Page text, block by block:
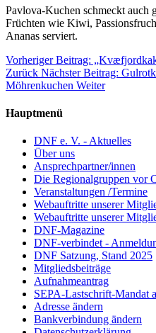
Pavlova-Kuchen schmeckt auch
Früchten wie Kiwi,
Ananas serviert.
Vorheriger Beitrag:
Zurück Nächster Beitrag:
Möhrenkuchen Weiter
Hauptmenü
DNF e. V. - Aktuelles
Über uns
Ansprechpartner/innen
Die Regionalgruppen vor
Veranstaltungen /Termine
Webauftritte unserer
Webauftritte unserer
DNF-Magazine
DNF-verbindet -
DNF Satzung, Stand 2025
Mitgliedsbeiträge
Aufnahmeantrag
SEPA-Lastschrift-Mandat
Adresse ändern
Bankverbindung ändern